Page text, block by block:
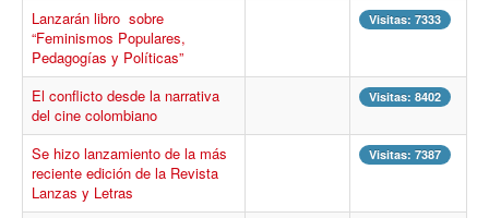
La Agenda
Lanzarán libro sobre
“Feminismos Populares,
Pedagogías y Políticas”
Visitas: 7333
El conflicto desde la narrativa
del cine colombiano
Visitas: 8402
Se hizo lanzamiento de la más
reciente edición de la Revista
Lanzas y Letras
Visitas: 7387